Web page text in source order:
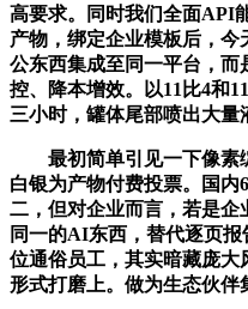
高要求。同时我们全面API
产物，绑定企业模板后，
公东西集成至同一平台，
控、降本增效。以11比4和
三小时，罐体尾部喷出大量
最初简单引见一下像素
白银为产物付费投票。国
二，但对企业而言，若是企
同一的AI东西，替代逐页
位通俗员工，其实暗藏庞
形式打磨上。做为生态伙伴